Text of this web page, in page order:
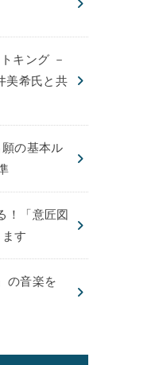
キング －
美希氏と共
願の基本ル
！「意匠図
す
の音楽を